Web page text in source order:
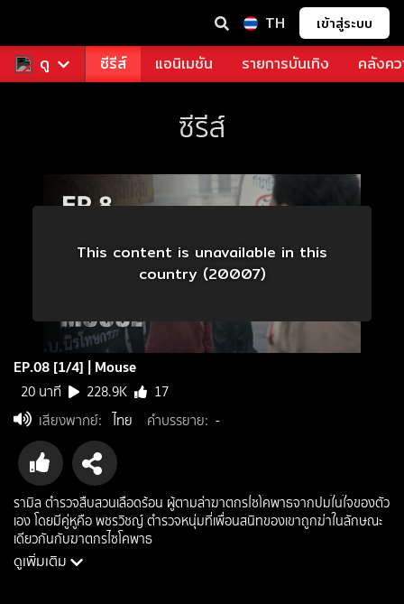
TH เข้าสู่ระบบ
ดูหนัง ซีรีส์ แอนิเมชัน รายการบันเทิง คลังค
ซีรีส์
This content is unavailable in this
country (20007)
EP.08 [1/4] | Mouse
20 นาที 228.9K
17
เสียงพากย์: ไทย คำบรรยาย: -
รามิล ตำรวจสืบสวนเลือดร้อน ผู้ตามล่าฆาตกรไซโคพาธจากปมในใจของตัว
เอง โดยมีคู่หูคือ พชรวิชญ์ ตำรวจหนุ่มที่เพื่อนสนิทของเขาถูกฆ่าในลักษณะ
เดียวกันกับฆาตกรไซโคพาธ
ดูเพิ่มเติม